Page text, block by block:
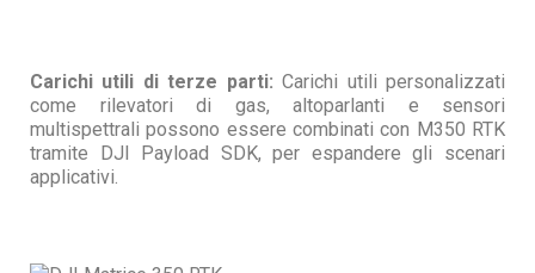
Carichi utili di terze parti: Carichi utili personalizzati
come rilevatori di gas, altoparlanti e sensori
multispettrali possono essere combinati con M350 RTK
tramite DJI Payload SDK, per espandere gli scenari
applicativi.